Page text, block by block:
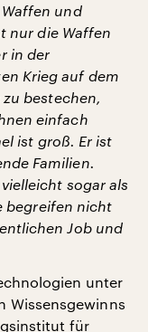
und
nur die Waffen
in der
Krieg auf dem
bestechen,
einfach
ist groß. Er ist
Familien.
sogar als
begreifen nicht
Job und
unter
Wissensgewinns
für